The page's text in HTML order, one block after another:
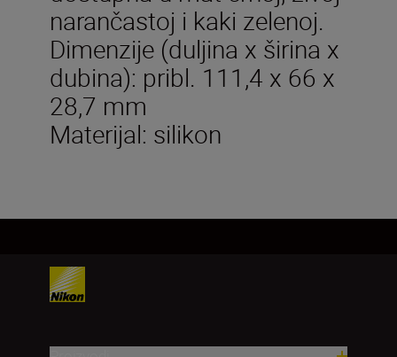
narančastoj i kaki zelenoj.
Dimenzije (duljina x širina x
dubina): pribl. 111,4 x 66 x
28,7 mm
Materijal: silikon